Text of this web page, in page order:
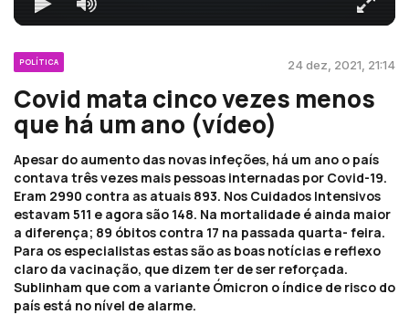
POLÍTICA 24 dez, 2021, 21:14
Covid mata cinco vezes menos
que há um ano (vídeo)
Apesar do aumento das novas infeções, há um ano o país
contava três vezes mais pessoas internadas por Covid-19.
Eram 2990 contra as atuais 893. Nos Cuidados Intensivos
estavam 511 e agora são 148. Na mortalidade é ainda maior
a diferença; 89 óbitos contra 17 na passada quarta- feira.
Para os especialistas estas são as boas notícias e reflexo
claro da vacinação, que dizem ter de ser reforçada.
Sublinham que com a variante Ómicron o índice de risco do
país está no nível de alarme.